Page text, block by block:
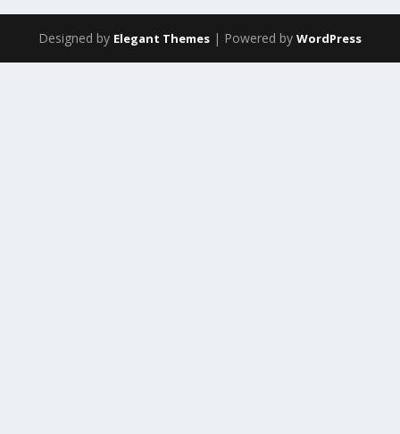
Designed by Elegant Themes | Powered by WordPress